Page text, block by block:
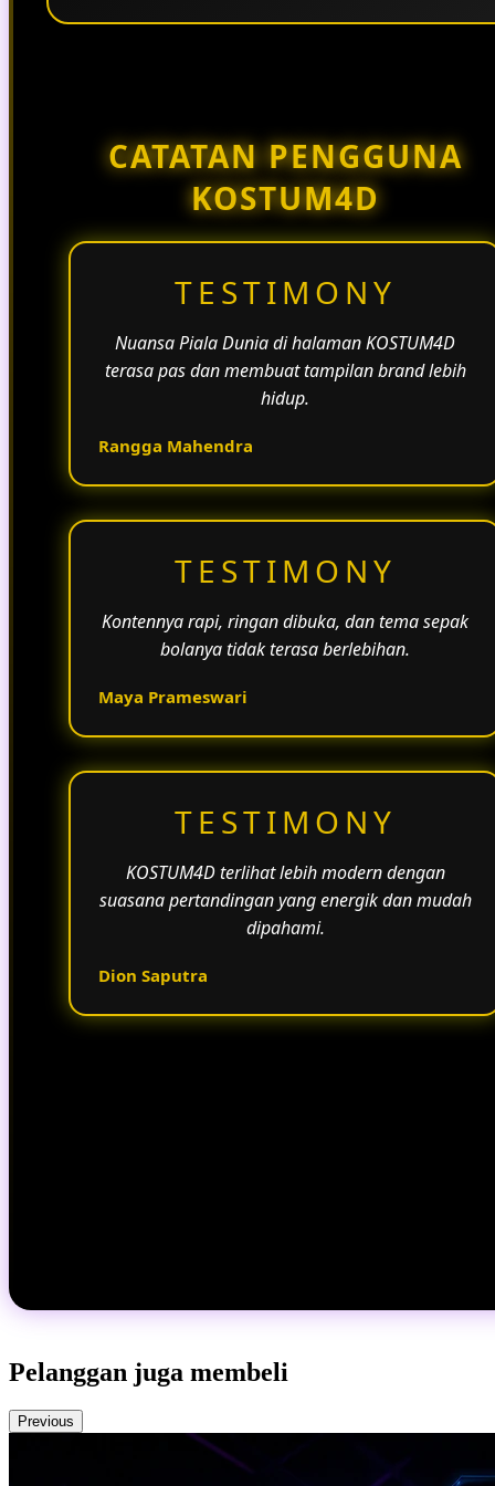
CATATAN PENGGUNA
KOSTUM4D
TESTIMONY
Nuansa Piala Dunia di halaman KOSTUM4D
terasa pas dan membuat tampilan brand lebih
hidup.
Rangga Mahendra
TESTIMONY
Kontennya rapi, ringan dibuka, dan tema sepak
bolanya tidak terasa berlebihan.
Maya Prameswari
TESTIMONY
KOSTUM4D terlihat lebih modern dengan
suasana pertandingan yang energik dan mudah
dipahami.
Dion Saputra
Pelanggan juga membeli
Previous